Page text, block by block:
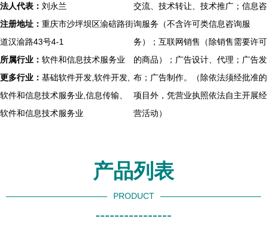
法人代表： 刘永兰
注册地址： 重庆市沙坪坝区渝碚路街
道汉渝路43号4-1
所属行业： 软件和信息技术服务业
更多行业： 基础软件开发,软件开发,
软件和信息技术服务业,信息传输、
软件和信息技术服务业
交流、技术转让、技术推广；信息咨
询服务（不含许可类信息咨询服
务）；互联网销售（除销售需要许可
的商品）；广告设计、代理；广告发
布；广告制作。（除依法须经批准的
项目外，凭营业执照依法自主开展经
营活动）
产品列表
PRODUCT
----------------